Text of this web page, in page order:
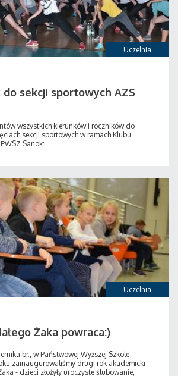
Uczelnia
do sekcji sportowych AZS
wszystkich kierunków i roczników do
sekcji sportowych w ramach Klubu
Sanok:
Uczelnia
Żaka powraca:)
br., w Państwowej Wyższej Szkole
zainaugurowaliśmy drugi rok akademicki
- dzieci złożyły uroczyste ślubowanie,